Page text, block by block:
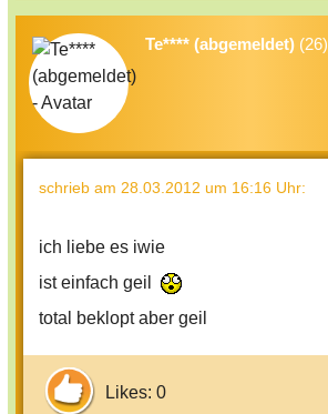
Te**** (abgemeldet) (26)
schrieb am 28.03.2012 um 16:16 Uhr:
ich liebe es iwie
ist einfach geil
total beklopt aber geil
Likes: 0